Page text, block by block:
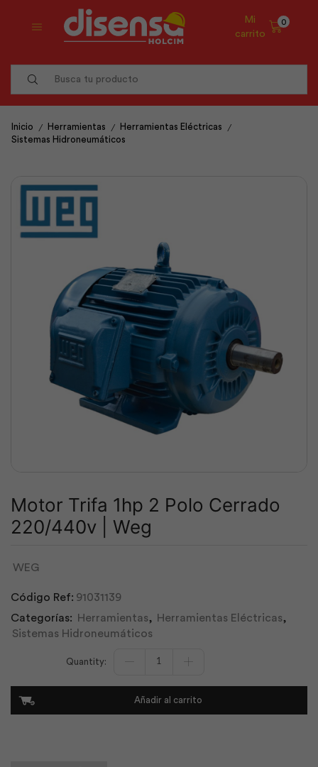
Mi
carrito
0
Inicio / Herramientas / Herramientas Eléctricas /
Sistemas Hidroneumáticos
Motor Trifa 1hp 2 Polo Cerrado
220/440v | Weg
WEG
Código Ref: 91031139
Categorías:
Herramientas, Herramientas Eléctricas,
Sistemas Hidroneumáticos
Cerrado
Añadir al carrito